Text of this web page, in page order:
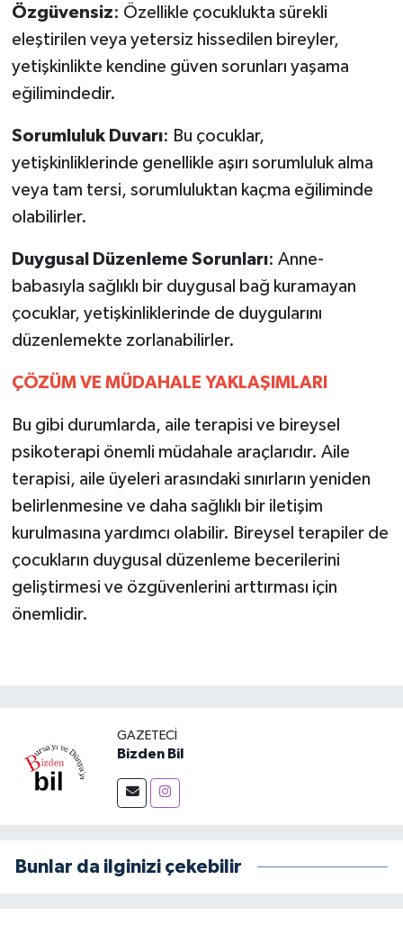
Özgüvensiz: Özellikle çocuklukta sürekli
eleştirilen veya yetersiz hissedilen bireyler,
yetişkinlikte kendine güven sorunları yaşama
eğilimindedir.
Sorumluluk Duvarı: Bu çocuklar,
yetişkinliklerinde genellikle aşırı sorumluluk alma
veya tam tersi, sorumluluktan kaçma eğiliminde
olabilirler.
Duygusal Düzenleme Sorunları: Anne-
babasıyla sağlıklı bir duygusal bağ kuramayan
çocuklar, yetişkinliklerinde de duygularını
düzenlemekte zorlanabilirler.
ÇÖZÜM VE MÜDAHALE YAKLAŞIMLARI
Bu gibi durumlarda, aile terapisi ve bireysel
psikoterapi önemli müdahale araçlarıdır. Aile
terapisi, aile üyeleri arasındaki sınırların yeniden
belirlenmesine ve daha sağlıklı bir iletişim
kurulmasına yardımcı olabilir. Bireysel terapiler de
çocukların duygusal düzenleme becerilerini
geliştirmesi ve özgüvenlerini arttırması için
önemlidir.
GAZETECI
Bizden Bil
Bunlar da ilginizi çekebilir